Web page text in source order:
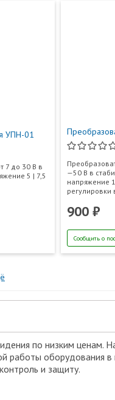
УПН-01
7 до 30 В в
5 | 7,5
—50 В в
напряжение
900 ₽
Сообщить о
по низким ценам.
работы оборудования
и защиту.